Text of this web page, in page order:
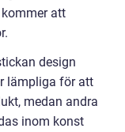
att
design
lämpliga för att
medan andra
inom konst